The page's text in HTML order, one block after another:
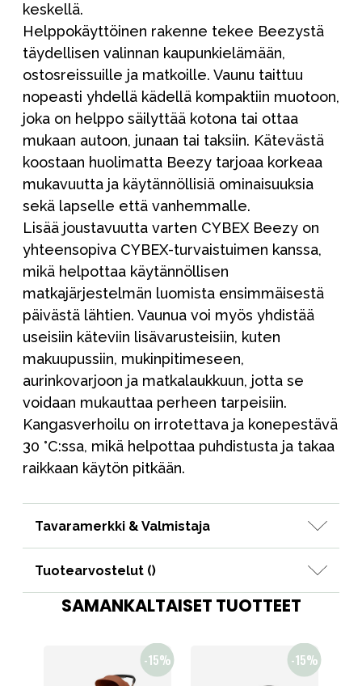
keskellä.
Helppokäyttöinen rakenne tekee Beezystä
täydellisen valinnan kaupunkielämään,
ostosreissuille ja matkoille. Vaunu taittuu
nopeasti yhdellä kädellä kompaktiin muotoon,
joka on helppo säilyttää kotona tai ottaa
mukaan autoon, junaan tai taksiin. Kätevästä
koostaan huolimatta Beezy tarjoaa korkeaa
mukavuutta ja käytännöllisiä ominaisuuksia
sekä lapselle että vanhemmalle.
Lisää joustavuutta varten CYBEX Beezy on
yhteensopiva CYBEX-turvaistuimen kanssa,
mikä helpottaa käytännöllisen
matkajärjestelmän luomista ensimmäisestä
päivästä lähtien. Vaunua voi myös yhdistää
useisiin käteviin lisävarusteisiin, kuten
makuupussiin, mukinpitimeseen,
aurinkovarjoon ja matkalaukkuun, jotta se
voidaan mukauttaa perheen tarpeisiin.
Kangasverhoilu on irrotettava ja konepestävä
30 °C:ssa, mikä helpottaa puhdistusta ja takaa
raikkaan käytön pitkään.
Tavaramerkki & Valmistaja
Tuotearvostelut ()
SAMANKALTAISET TUOTTEET